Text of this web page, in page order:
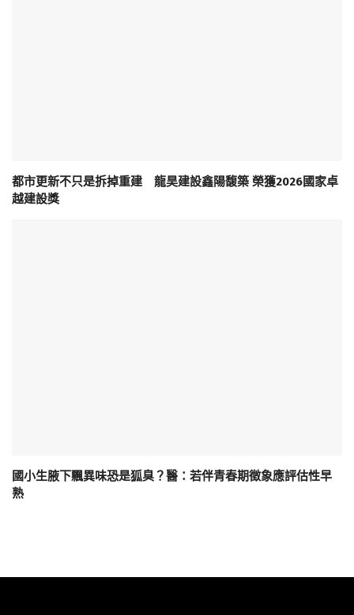
都市更新不只是拆掉重建 龍昊建設鑫陽馥築 榮獲2026國家卓
越建設獎
國小生腋下飄異味恐是狐臭？醫：若伴青春期徵象應評估性早
熟